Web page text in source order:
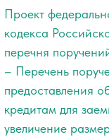
Проект
кодекса
перечня
– Перечень
предоставления
кредитам для
увеличение